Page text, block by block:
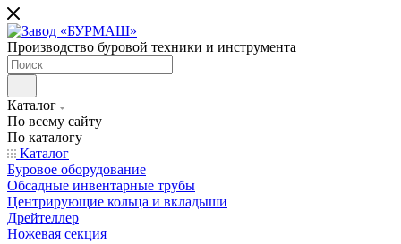
Производство буровой техники и инструмента
Каталог
По всему сайту
По каталогу
Каталог
Буровое оборудование
Обсадные инвентарные трубы
Центрирующие кольца и вкладыши
Дрейтеллер
Ножевая секция